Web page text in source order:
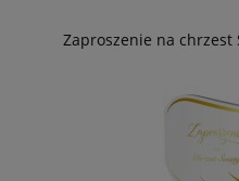
Zaproszenie na chrzest